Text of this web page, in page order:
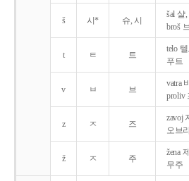
š 시* 슈, 시
šal 샬
broš
t ㅌ 트
telo
푸트
v ㅂ 브
vatra
proliv
z ㅈ 즈
zavoj
오브
ž ㅈ 주
žena
무주